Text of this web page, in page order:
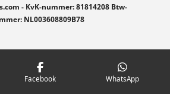
- KvK-nummer: 81814208 Btw-
NL003608809B78
Facebook WhatsApp